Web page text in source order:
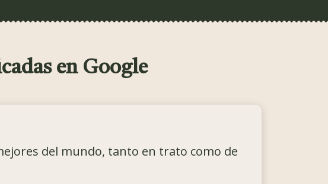
en Google
del mundo, tanto en trato como de